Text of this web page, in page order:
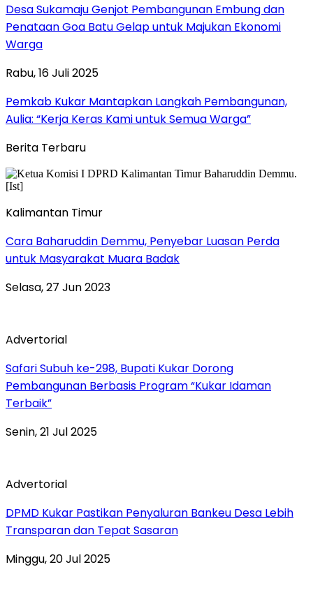
Desa Sukamaju Genjot Pembangunan Embung dan
Penataan Goa Batu Gelap untuk Majukan Ekonomi
Warga
Rabu, 16 Juli 2025
Pemkab Kukar Mantapkan Langkah Pembangunan,
Aulia: “Kerja Keras Kami untuk Semua Warga”
Berita Terbaru
Kalimantan Timur
Cara Baharuddin Demmu, Penyebar Luasan Perda
untuk Masyarakat Muara Badak
Selasa, 27 Jun 2023
Advertorial
Safari Subuh ke-298, Bupati Kukar Dorong
Pembangunan Berbasis Program “Kukar Idaman
Terbaik”
Senin, 21 Jul 2025
Advertorial
DPMD Kukar Pastikan Penyaluran Bankeu Desa Lebih
Transparan dan Tepat Sasaran
Minggu, 20 Jul 2025